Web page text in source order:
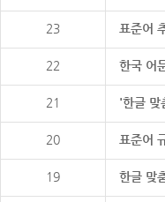
23 표준어
22 한국 어
21 '한글 맞
20 표준어
19 한글 맞